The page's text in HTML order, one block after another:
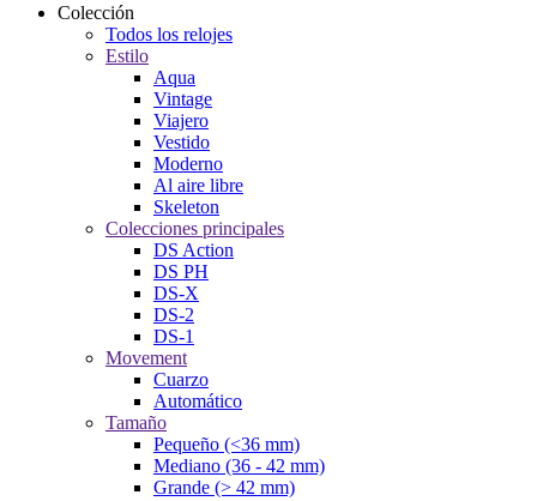
Colección
Todos los relojes
Estilo
Aqua
Vintage
Viajero
Vestido
Moderno
Al aire libre
Skeleton
Colecciones principales
DS Action
DS PH
DS-X
DS-2
DS-1
Movement
Cuarzo
Automático
Tamaño
Pequeño (<36 mm)
Mediano (36 - 42 mm)
Grande (> 42 mm)